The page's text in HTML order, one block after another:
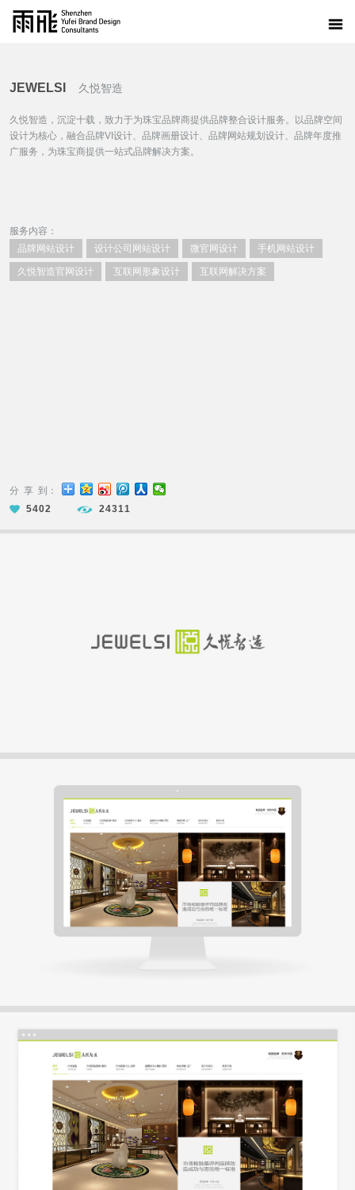
JEWELSI 久悦智造
久悦智造，沉淀十载，致力于为珠宝品牌商提供品牌整合设计服务。以品牌空间
设计为核心，融合品牌VI设计、品牌画册设计、品牌网站规划设计、品牌年度推
广服务，为珠宝商提供一站式品牌解决方案。
服务内容：
品牌网站设计
设计公司网站设计 微官网设计 手机网站设计
久悦智造官网设计 互联网形象设计 互联网解决方案
分 享 到：
5402
24311